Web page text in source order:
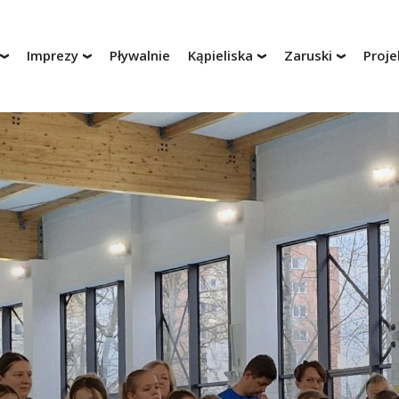
Imprezy Pływalnie Kąpieliska Zaruski